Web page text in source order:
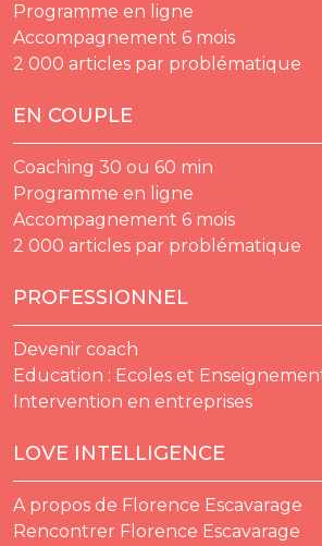
Programme en ligne
Accompagnement 6 mois
2 000 articles par problématique
EN COUPLE
Coaching 30 ou 60 min
Programme en ligne
Accompagnement 6 mois
2 000 articles par problématique
PROFESSIONNEL
Devenir coach
Education : Ecoles et
Intervention en entreprises
LOVE INTELLIGENCE
A propos de Florence Escavarage
Rencontrer Florence Escavarage